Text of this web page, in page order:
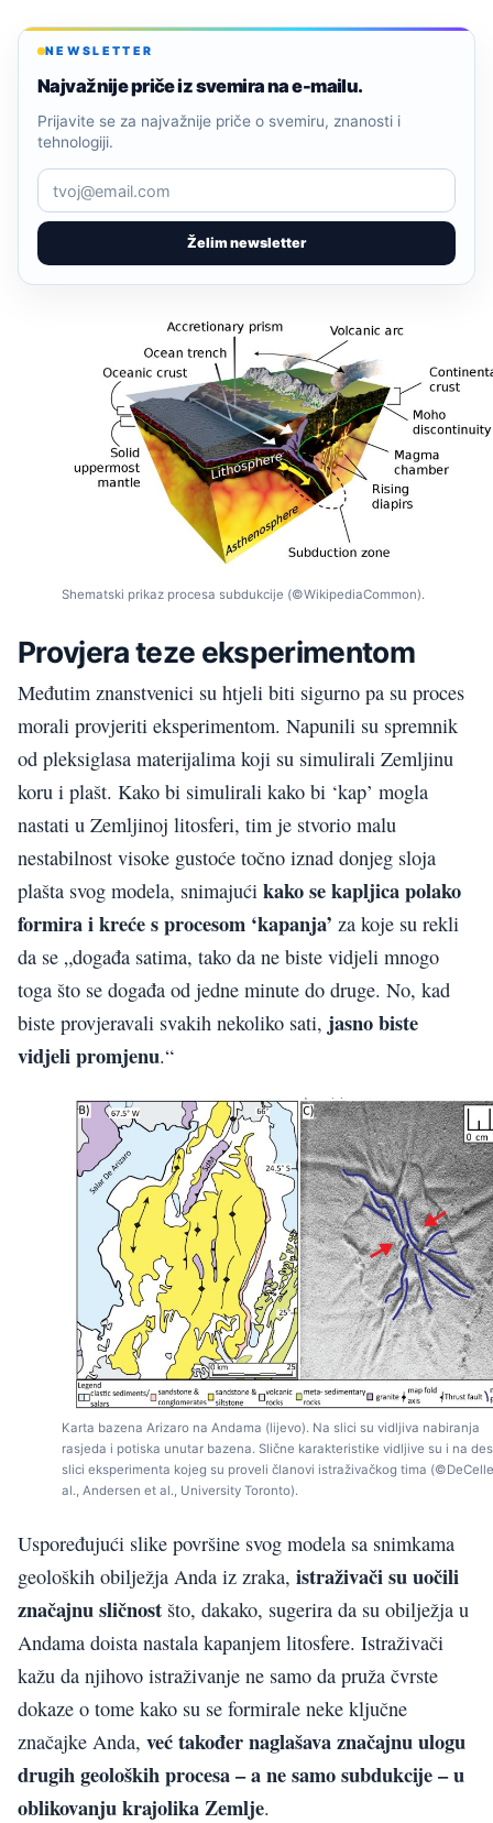
NEWSLETTER
Najvažnije priče iz svemira na e-mailu.
Želim newsletter
Prijavite se za najvažnije priče o svemiru, znanosti i
tehnologiji.
Shematski prikaz procesa subdukcije (©WikipediaCommon).
Provjera teze eksperimentom
Međutim znanstvenici su htjeli biti sigurno pa su proces
morali provjeriti eksperimentom. Napunili su spremnik
od pleksiglasa materijalima koji su simulirali Zemljinu
koru i plašt. Kako bi simulirali kako bi ‘kap’ mogla
nastati u Zemljinoj litosferi, tim je stvorio malu
nestabilnost visoke gustoće točno iznad donjeg sloja
plašta svog modela, snimajući kako se kapljica polako
formira i kreće s procesom ‘kapanja’ za koje su rekli
da se „događa satima, tako da ne biste vidjeli mnogo
toga što se događa od jedne minute do druge. No, kad
biste provjeravali svakih nekoliko sati, jasno biste
vidjeli promjenu.“
Karta bazena Arizaro na Andama (lijevo). Na slici su vidljiva nabiranja
rasjeda i potiska unutar bazena. Slične karakteristike vidljive su i na
slici eksperimenta kojeg su proveli članovi istraživačkog tima
al., Andersen et al., University Toronto).
Uspoređujući slike površine svog modela sa snimkama
geoloških obilježja Anda iz zraka, istraživači su uočili
značajnu sličnost što, dakako, sugerira da su obilježja u
Andama doista nastala kapanjem litosfere. Istraživači
kažu da njihovo istraživanje ne samo da pruža čvrste
dokaze o tome kako su se formirale neke ključne
značajke Anda, već također naglašava značajnu ulogu
drugih geoloških procesa – a ne samo subdukcije – u
oblikovanju krajolika Zemlje.